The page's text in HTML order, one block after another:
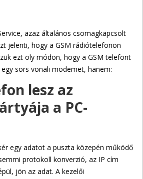
azaz általános csomagkapcsolt
jelenti, hogy a GSM rádiótelefonon
ezt oly módon, hogy a GSM telefont
sors vonali modemet, hanem:
lesz az
a PC-
egy adatot a puszta közepén működő
protokoll konverzió, az IP cím
jön az adat. A kezelői